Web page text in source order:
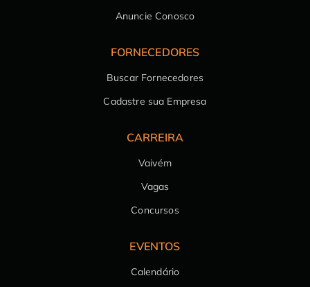
Anuncie Conosco
FORNECEDORES
Buscar Fornecedores
Cadastre sua Empresa
CARREIRA
Vaivém
Vagas
Concursos
EVENTOS
Calendário